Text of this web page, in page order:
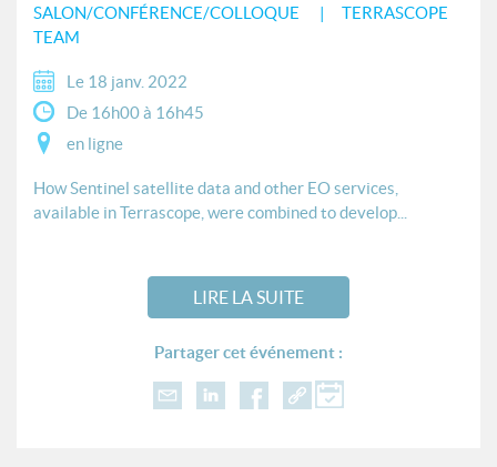
SALON/CONFÉRENCE/COLLOQUE
TERRASCOPE
TEAM
Le 18 janv. 2022
De 16h00 à 16h45
en ligne
How Sentinel satellite data and other EO services,
available in Terrascope, were combined to develop...
LIRE LA SUITE
Partager cet événement :